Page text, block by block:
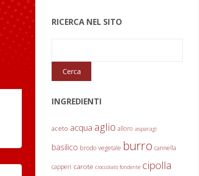
RICERCA NEL SITO
INGREDIENTI
aceto acqua aglio alloro asparagi
basilico brodo vegetale burro cannella
capperi carote cioccolato fondente cipolla